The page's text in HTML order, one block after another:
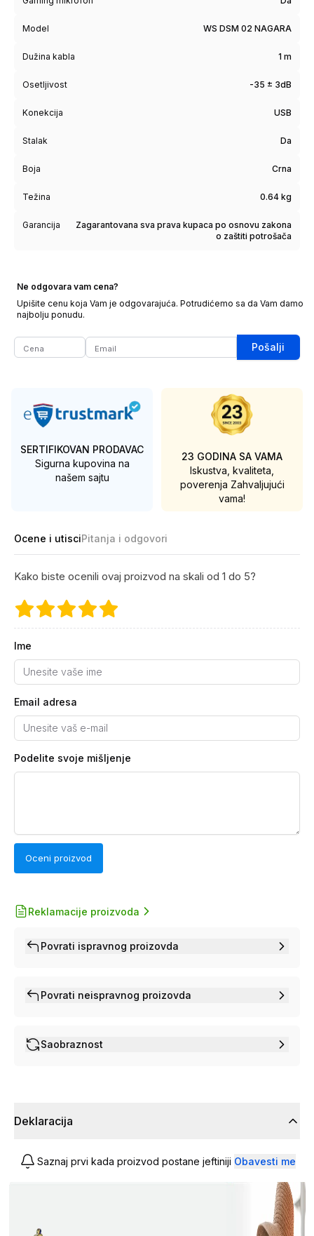
Model WS DSM 02 NAGARA
Dužina kabla 1 m
Osetljivost -35 ± 3dB
Konekcija USB
Stalak Da
Boja Crna
Težina 0.64 kg
Garancija
Zagarantovana sva prava kupaca po osnovu zakona
o zaštiti potrošača
Ne odgovara vam cena?
Upišite cenu koja Vam je odgovarajuća. Potrudićemo sa da Vam damo
najbolju ponudu.
Pošalji
SERTIFIKOVAN PRODAVAC
Sigurna kupovina na
našem sajtu
23 GODINA SA VAMA
Iskustva, kvaliteta,
poverenja Zahvaljujući
vama!
Ocene i utisciPitanja i odgovori
Kako biste ocenili ovaj proizvod na skali od 1 do 5?
Ime
Email adresa
Podelite svoje mišljenje
Oceni proizvod
Reklamacije proizvoda
Povrati ispravnog proizovda
Povrati neispravnog proizovda
Saobraznost
Deklaracija
Saznaj prvi kada proizvod postane jeftiniji Obavesti me